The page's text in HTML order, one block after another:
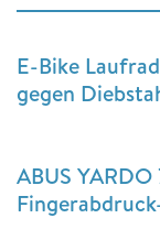
E-Bike
gegen
ABUS